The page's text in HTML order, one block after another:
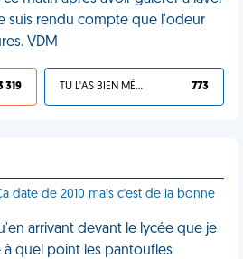
suis rendu compte que l'odeur
VDM
319 TU L'AS BIEN MÉRITÉ 773
date de 2010 mais c'est de la bonne
arrivant devant le lycée que je
quel point les pantoufles